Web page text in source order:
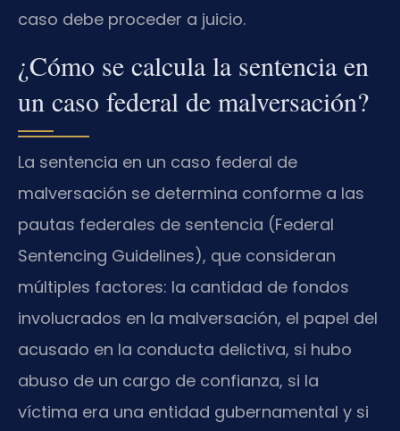
caso debe proceder a juicio.
¿Cómo se calcula la sentencia en
un caso federal de malversación?
La sentencia en un caso federal de
malversación se determina conforme a las
pautas federales de sentencia (Federal
Sentencing Guidelines), que consideran
múltiples factores: la cantidad de fondos
involucrados en la malversación, el papel del
acusado en la conducta delictiva, si hubo
abuso de un cargo de confianza, si la
víctima era una entidad gubernamental y si